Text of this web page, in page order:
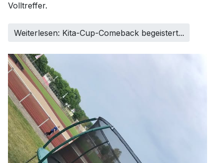
Volltreffer.
Weiterlesen: Kita-Cup-Comeback begeistert...